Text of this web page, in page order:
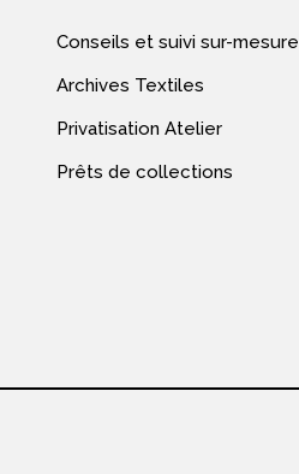
Conseils et suivi sur-mesure
Archives Textiles
Privatisation Atelier
Prêts de collections